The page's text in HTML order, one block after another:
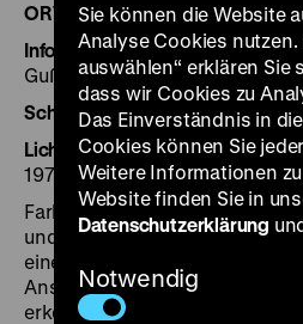
ORWO-WolfenDDR 1964, R/B:
Information auf ORWO-Color
Gußmann, 31‘
SchmalfilmDDR 1971, R: Peter
Lichtspiele. Erkennen –
1979, R/B: Manfred Gußmann,
Farbfilme, die für Agfacolor
und auf diesen Materialen
einer einfachen Logik. Der
Anschauung die Güte des
erkennen und ihn so in
Sie können die Website
Analyse Cookies
auswählen“ erklären Sie
dass wir Cookies zu
Das Einverständnis in
Cookies können Sie
Weitere Informationen
Website finden Sie in
Datenschutzerklärung
Notwendig